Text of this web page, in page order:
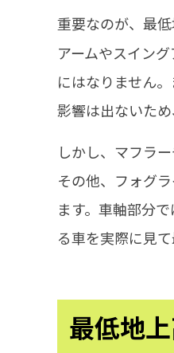
重要なのが、最
アームやスイン
にはなりません
影響は出ないた
しかし、マフラ
その他、フォグ
ます。車軸部分
る車を実際に見
最低地